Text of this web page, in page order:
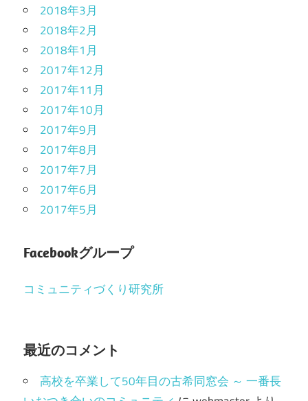
2018年3月
2018年2月
2018年1月
2017年12月
2017年11月
2017年10月
2017年9月
2017年8月
2017年7月
2017年6月
2017年5月
Facebookグループ
コミュニティづくり研究所
最近のコメント
高校を卒業して50年目の古希同窓会 ～ 一番長